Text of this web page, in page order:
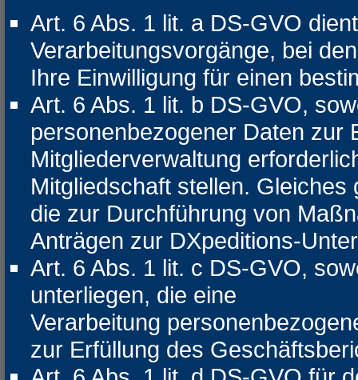
Art. 6 Abs. 1 lit. a DS-GVO
Verarbeitungsvorgänge, bei
Ihre Einwilligung für einen
Art. 6 Abs. 1 lit. b DS-GVO,
personenbezogener Daten zur
Mitgliederverwaltung
Mitgliedschaft stellen.
die zur Durchführung von
Anträgen zur DXpeditions-
Art. 6 Abs. 1 lit. c DS-GVO,
unterliegen, die eine
Verarbeitung
zur Erfüllung des